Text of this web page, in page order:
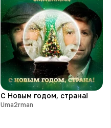
С Новым годом, страна!
Uma2rman